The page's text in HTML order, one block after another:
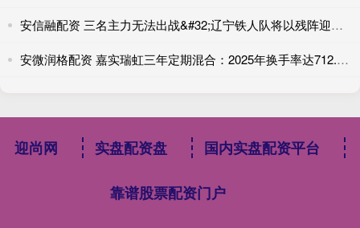
安信融配资 三名主力无法出战&#32;辽宁铁人队将以残阵迎强敌
安微润格配资 嘉实瑞虹三年定期混合：2025年换手率达712.97%
迎尚网 实盘配资盘 国内实盘配资平台
靠谱股票配资门户